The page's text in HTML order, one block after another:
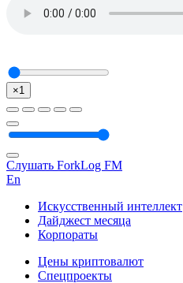
×1
Слушать ForkLog FM
En
Искусственный интеллект
Дайджест месяца
Корпораты
Цены криптовалют
Спецпроекты